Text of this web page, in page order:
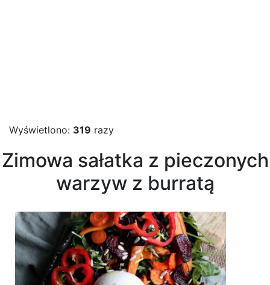
Wyświetlono: 319 razy
Zimowa sałatka z pieczonych
warzyw z burratą